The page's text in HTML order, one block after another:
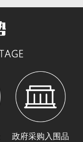
政府采购入围品